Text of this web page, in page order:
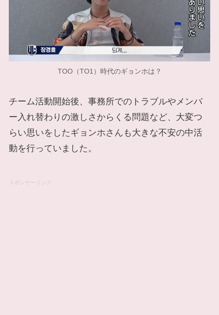
TOO（TO1）時代のギョンホは？
チーム活動開始後、事務所でのトラブルやメンバ
ー入れ替わりの激しさからくる問題など、大変つ
らい思いをしたギョンホさんも大きな不安の中活
動を行っていました。
スポンサーリンク